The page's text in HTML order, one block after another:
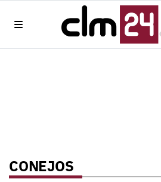
CONEJOS